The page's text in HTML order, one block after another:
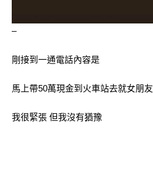
–
剛接到一通電話內容是
馬上帶50萬現金到火車站去就女朋友
我很緊張 但我沒有猶豫